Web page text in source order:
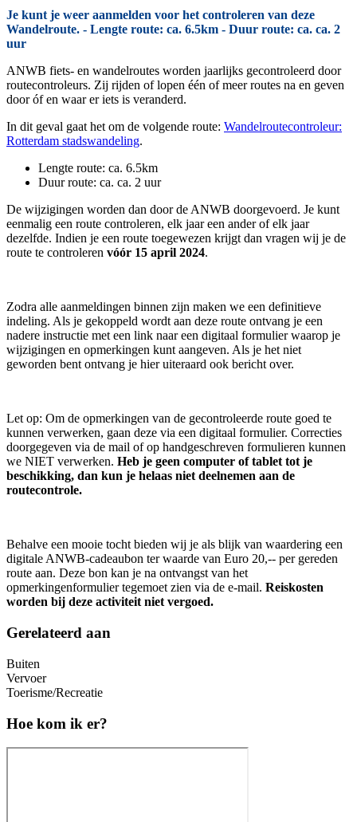
Je kunt je weer aanmelden voor het controleren van deze
Wandelroute. - Lengte route: ca. 6.5km - Duur route: ca. ca. 2
uur
ANWB fiets- en wandelroutes worden jaarlijks gecontroleerd door
routecontroleurs. Zij rijden of lopen één of meer routes na en geven
door óf en waar er iets is veranderd.
In dit geval gaat het om de volgende route: Wandelroutecontroleur:
Rotterdam stadswandeling.
Lengte route: ca. 6.5km
Duur route: ca. ca. 2 uur
De wijzigingen worden dan door de ANWB doorgevoerd. Je kunt
eenmalig een route controleren, elk jaar een ander of elk jaar
dezelfde. Indien je een route toegewezen krijgt dan vragen wij je de
route te controleren vóór 15 april 2024.
Zodra alle aanmeldingen binnen zijn maken we een definitieve
indeling. Als je gekoppeld wordt aan deze route ontvang je een
nadere instructie met een link naar een digitaal formulier waarop je
wijzigingen en opmerkingen kunt aangeven. Als je het niet
geworden bent ontvang je hier uiteraard ook bericht over.
Let op: Om de opmerkingen van de gecontroleerde route goed te
kunnen verwerken, gaan deze via een digitaal formulier. Correcties
doorgegeven via de mail of op handgeschreven formulieren kunnen
we NIET verwerken. Heb je geen computer of tablet tot je
beschikking, dan kun je helaas niet deelnemen aan de
routecontrole.
Behalve een mooie tocht bieden wij je als blijk van waardering een
digitale ANWB-cadeaubon ter waarde van Euro 20,-- per gereden
route aan. Deze bon kan je na ontvangst van het
opmerkingenformulier tegemoet zien via de e-mail. Reiskosten
worden bij deze activiteit niet vergoed.
Gerelateerd aan
Buiten
Vervoer
Toerisme/Recreatie
Hoe kom ik er?